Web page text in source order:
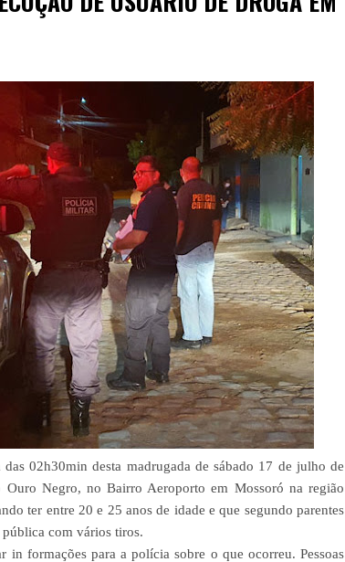
02h30min desta madrugada de sábado 17 de julho de
Negro, no Bairro Aeroporto em Mossoró na região
ter entre 20 e 25 anos de idade e que segundo parentes
com vários tiros.
formações para a polícia sobre o que ocorreu. Pessoas